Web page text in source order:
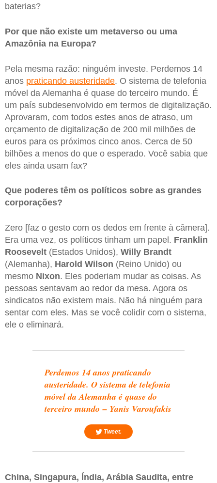
baterias?
Por que não existe um metaverso ou uma
Amazônia na Europa?
Pela mesma razão: ninguém investe. Perdemos 14
anos praticando austeridade. O sistema de telefonia
móvel da Alemanha é quase do terceiro mundo. É
um país subdesenvolvido em termos de digitalização.
Aprovaram, com todos estes anos de atraso, um
orçamento de digitalização de 200 mil milhões de
euros para os próximos cinco anos. Cerca de 50
bilhões a menos do que o esperado. Você sabia que
eles ainda usam fax?
Que poderes têm os políticos sobre as grandes
corporações?
Zero [faz o gesto com os dedos em frente à câmera].
Era uma vez, os políticos tinham um papel. Franklin
Roosevelt (Estados Unidos), Willy Brandt
(Alemanha), Harold Wilson (Reino Unido) ou
mesmo Nixon. Eles poderiam mudar as coisas. As
pessoas sentavam ao redor da mesa. Agora os
sindicatos não existem mais. Não há ninguém para
sentar com eles. Mas se você colidir com o sistema,
ele o eliminará.
Perdemos 14 anos praticando
austeridade. O sistema de telefonia
móvel da Alemanha é quase do
terceiro mundo – Yanis Varoufakis
Tweet.
China, Singapura, Índia, Arábia Saudita, entre